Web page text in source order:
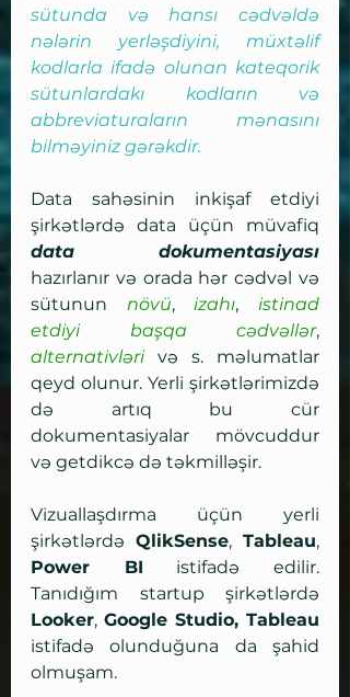
sütunda və hansı cədvəldə
nələrin yerləşdiyini, müxtəlif
kodlarla ifadə olunan kateqorik
sütunlardakı kodların və
abbreviaturaların mənasını
bilməyiniz gərəkdir.
Data sahəsinin inkişaf etdiyi
data dokumentasiyası
hazırlanır və orada hər cədvəl və
sütunun növü, izahı, istinad
etdiyi başqa cədvəllər
alternativləri və s. məlumatlar
qeyd olunur. Yerli şirkətlərimizdə
də artıq bu cür
dokumentasiyalar mövcuddur
və getdikcə də təkmilləşir.
Vizuallaşdırma üçün yerli
şirkətlərdə QlikSense, Tableau
Power BI istifadə edilir.
Looker, Google Studio, Tableau
istifadə olunduğuna da şahid
olmuşam.